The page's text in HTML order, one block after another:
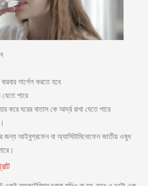
গার্গেল করতে হবে
পারে
করে ঘরের বাতাস কে আর্দ্র রাখা যেতে পারে
জন্য আইবুপ্রফেন বা অ্যাসিটামিনোফেন জাতীয় ওষুধ